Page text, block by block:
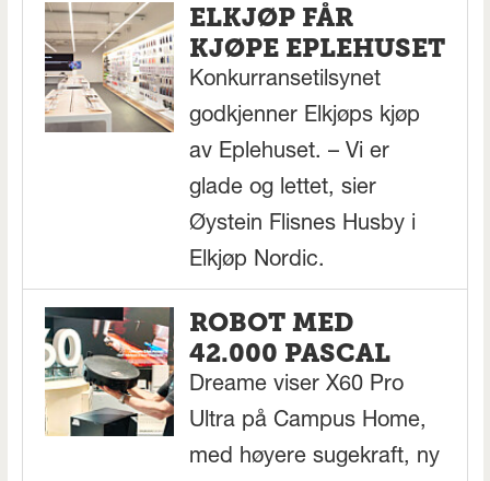
ELKJØP FÅR
KJØPE EPLEHUSET
Konkurransetilsynet
godkjenner Elkjøps kjøp
av Eplehuset. – Vi er
glade og lettet, sier
Øystein Flisnes Husby i
Elkjøp Nordic.
ROBOT MED
42.000 PASCAL
Dreame viser X60 Pro
Ultra på Campus Home,
med høyere sugekraft, ny